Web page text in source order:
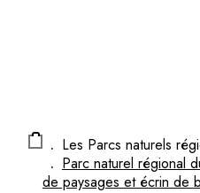
. Les Parcs naturels
. Parc naturel régional
de paysages et écrin de